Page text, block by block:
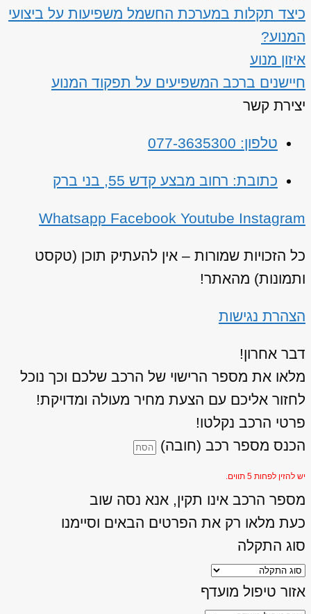
כיצד תקלות במערכת החשמל משפיעות על ביצועי
המנוע?
איזון מנוע
חיישנים ברכב המשפיעים על תפקוד המנוע
יצירת קשר
טלפון: 077-3635300
כתובת: רחוב מבצע קדש 55, בני ברק
Whatsapp Facebook Youtube Instagram
כל הזכויות שמורות – אין להעתיק תוכן (טקסט
ותמונות) מהאתר!
הצהרת נגישות
דבר אחרון!
מלאו את מספר הרישוי של הרכב שלכם וכך נוכל
לחזור אליכם עם הצעת מחיר מעולה ומדויקת!
פרטי הרכב נקלטו!
הכנס מספר רכב (חובה)
יש להזין לפחות 5 תווים.
מספר הרכב אינו תקין, אנא נסה שוב
כעת מלאו רק את הפרטים הבאים וסיימנו
סוג התקלה
אזור טיפול מועדף